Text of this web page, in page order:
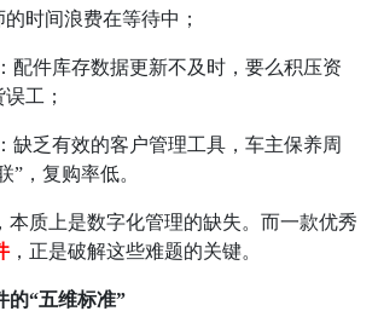
时间浪费在等待中；
：配件库存数据更新不及时，要么积压资
工；
：缺乏有效的客户管理工具，车主保养周
” ，复购率低。
本质上是数字化管理的缺失。而一款优秀
，正是破解这些难题的关键。
的“五维标准”